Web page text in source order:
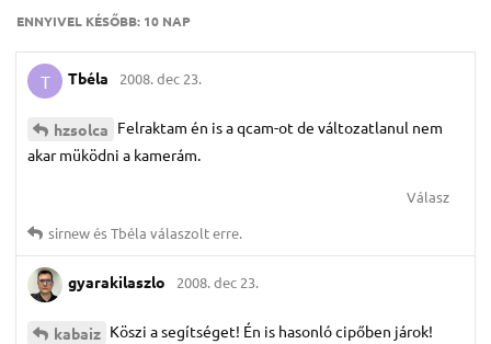
ENNYIVEL KÉSŐBB: 10 NAP
T Tbéla 2008. dec 23.
hzsolca Felraktam én is a qcam-ot de változatlanul nem
akar müködni a kamerám.
Válasz
sirnewésTbéla válaszolt erre.
gyarakilaszlo 2008. dec 23.
kabaiz Köszi a segítséget! Én is hasonló cipőben járok!